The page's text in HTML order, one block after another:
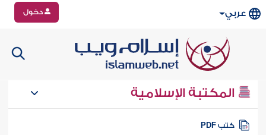
عربي دخول
المكتبة الإسلامية